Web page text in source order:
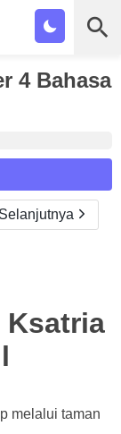
4 Bahasa
Selanjutnya
melalui taman